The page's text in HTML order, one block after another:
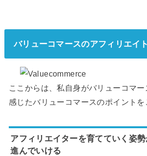
バリューコマースのアフィリエイト
ここからは、私自身がバリューコマ
感じたバリューコマースのポイントを
アフィリエイターを育てていく姿
進んでいける